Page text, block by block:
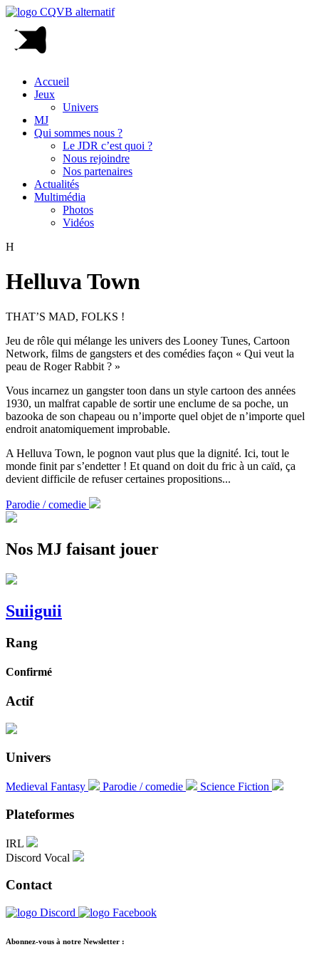
Accueil
Jeux
Univers
MJ
Qui sommes nous ?
Le JDR c’est quoi ?
Nous rejoindre
Nos partenaires
Actualités
Multimédia
Photos
Vidéos
H
Helluva Town
THAT’S MAD, FOLKS !
Jeu de rôle qui mélange les univers des Looney Tunes, Cartoon
Network, films de gangsters et des comédies façon « Qui veut la
peau de Roger Rabbit ? »
Vous incarnez un gangster toon dans un style cartoon des années
1930, un malfrat capable de sortir une enclume de sa poche, un
bazooka de son chapeau ou n’importe quel objet de n’importe quel
endroit anatomiquement improbable.
A Helluva Town, le pognon vaut plus que la dignité. Ici, tout le
monde finit par s’endetter ! Et quand on doit du fric à un caïd, ça
devient difficile de refuser certaines propositions...
Parodie / comedie
Nos MJ faisant jouer
Suiiguii
Rang
Confirmé
Actif
Univers
Medieval Fantasy Parodie / comedie Science Fiction
Plateformes
IRL
Discord Vocal
Contact
Abonnez-vous à notre Newsletter :